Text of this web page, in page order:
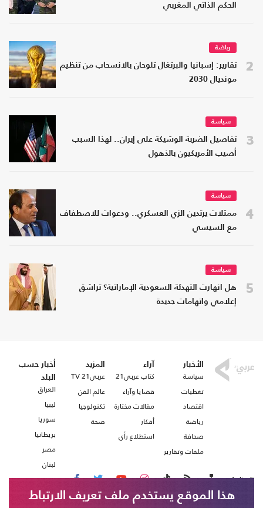
الحكم الذاتي المغربي
2
رياضة
تقارير: إسبانيا والبرتغال تلوحان بالانسحاب من تنظيم
مونديال 2030
3
سياسة
تفاصيل الضربة الوشيكة على إيران.. لهذا السبب
أصيب الأمريكيون بالذهول
4
سياسة
ممثلات يرتدين الزي العسكري.. ودعوات للاصطفاف
مع السيسي
5
سياسة
هل انهارت التهدئة السعودية الإماراتية؟ تراشق
إعلامي واتهامات جديدة
الأخبار
سياسة
تغطيات
اقتصاد
رياضة
صحافة
ملفات وتقارير
آراء
كتاب عربي21
قضايا وآراء
مقالات مختارة
أفكار
استطلاع رأي
المزيد
عربي21 TV
عالم الفن
تكنولوجيا
صحة
أخبار حسب
البلد
العراق
ليبيا
سوريا
بريطانيا
مصر
لبنان
تابعنا على
هذا الموقع يستخدم ملف تعريف الارتباط